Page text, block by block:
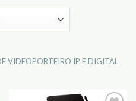
VIDEOPORTEIRO IP E DIGITAL